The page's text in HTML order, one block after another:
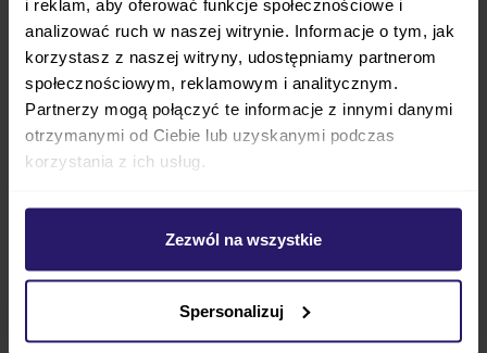
i reklam, aby oferować funkcje społecznościowe i
analizować ruch w naszej witrynie. Informacje o tym, jak
korzystasz z naszej witryny, udostępniamy partnerom
społecznościowym, reklamowym i analitycznym.
Partnerzy mogą połączyć te informacje z innymi danymi
otrzymanymi od Ciebie lub uzyskanymi podczas
korzystania z ich usług.
Zezwól na wszystkie
Spersonalizuj
wielu rodziców. Tenfotelik samochodowyzostał
zaprojektowany tak, aby umożliwićprzewożenie
dziecka tyłem do kierunku jazdyprzez długi czas
— aż do 4. roku życia. Dzięki zastosowaniu
zaawansowanego systemu ochrony bocznej
Sirona T i-Sizegwarantuje
zagłówek w foteliku rośnie wraz z dzieckiem,
cały okres użytkowania, który może trwać nawet do